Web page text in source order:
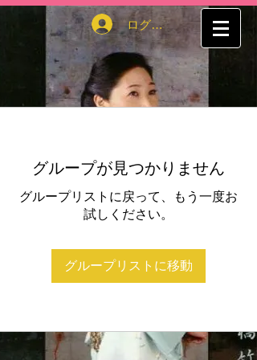
ログイン
グループが見つかりません
グループリストに戻って、もう一度お
試しください。
グループリストに移動